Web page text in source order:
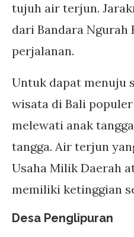
tujuh air terjun.
dari Bandara Ngurah
perjalanan.
Untuk dapat menuju
wisata di Bali
melewati anak
tangga. Air terjun
Usaha Milik Daerah
memiliki ketinggian
Desa Penglipuran